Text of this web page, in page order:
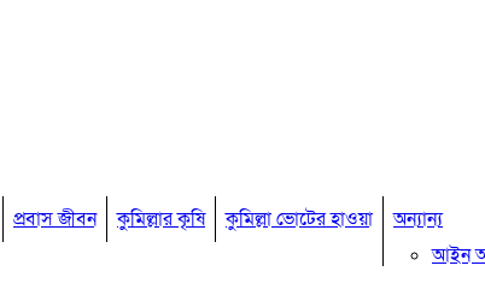
প্রবাস জীবন কুমিল্লার কৃষি কুমিল্লা ভোটের হাওয়া
অন্যান্য
আইন